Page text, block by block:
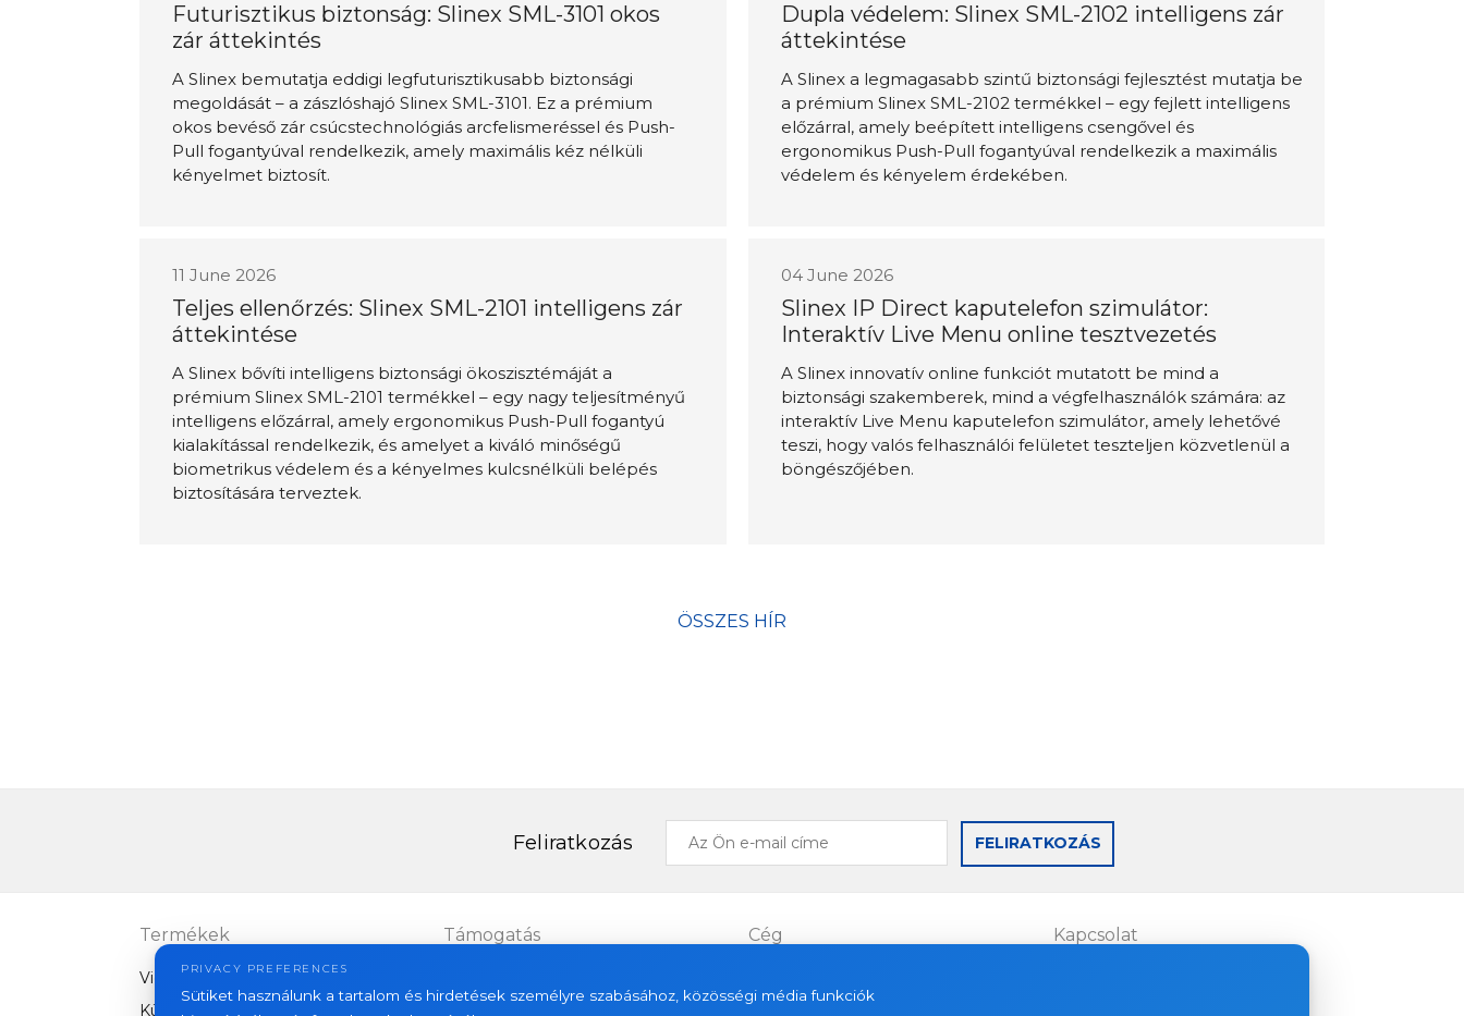
Futurisztikus biztonság: Slinex SML-3101 okos
zár áttekintés
A Slinex bemutatja eddigi legfuturisztikusabb biztonsági
megoldását – a zászlóshajó Slinex SML-3101. Ez a prémium
okos bevéső zár csúcstechnológiás arcfelismeréssel és Push-
Pull fogantyúval rendelkezik, amely maximális kéz nélküli
kényelmet biztosít.
Dupla védelem: Slinex SML-2102 intelligens zár
áttekintése
A Slinex a legmagasabb szintű biztonsági fejlesztést mutatja be
a prémium Slinex SML-2102 termékkel – egy fejlett intelligens
előzárral, amely beépített intelligens csengővel és
ergonomikus Push-Pull fogantyúval rendelkezik a maximális
védelem és kényelem érdekében.
11 June 2026
Teljes ellenőrzés: Slinex SML-2101 intelligens zár
áttekintése
A Slinex bővíti intelligens biztonsági ökoszisztémáját a
prémium Slinex SML-2101 termékkel – egy nagy teljesítményű
intelligens előzárral, amely ergonomikus Push-Pull fogantyú
kialakítással rendelkezik, és amelyet a kiváló minőségű
biometrikus védelem és a kényelmes kulcsnélküli belépés
biztosítására terveztek.
04 June 2026
Slinex IP Direct kaputelefon szimulátor:
Interaktív Live Menu online tesztvezetés
A Slinex innovatív online funkciót mutatott be mind a
biztonsági szakemberek, mind a végfelhasználók számára: az
interaktív Live Menu kaputelefon szimulátor, amely lehetővé
teszi, hogy valós felhasználói felületet teszteljen közvetlenül a
böngészőjében.
ÖSSZES HÍR
Feliratkozás
Az
Ön
FELIRATKOZÁS
Termékek
Videó kaputelefonok
Kültéri panelek
Támogatás Cég
About us
Kapcsolat
PRIVACY PREFERENCES
Sütiket használunk a tartalom és hirdetések személyre szabásához, közösségi média funkciók